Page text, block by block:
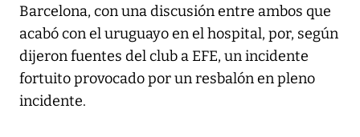
Barcelona, con una discusión entre ambos que
acabó con el uruguayo en el hospital, por, según
dijeron fuentes del club a EFE, un incidente
fortuito provocado por un resbalón en pleno
incidente.